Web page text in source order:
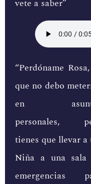
vete a saber”
“Perdóname
que no debo
en
personales,
tienes que llevar a
Niña a una sala
emergencias